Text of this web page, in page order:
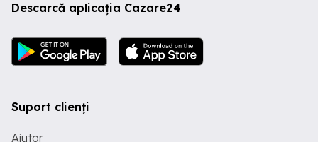
Descarcă aplicația Cazare24
Suport clienți
Ajutor